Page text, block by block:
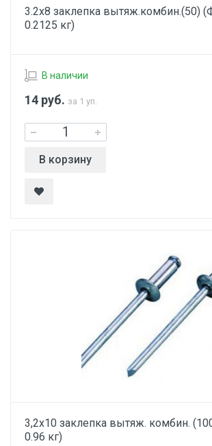
3.2х8 заклепка вытяж.комбин.(50)
0.2125 кг)
В наличии
14 руб. за 1 уп.
В корзину
3,2х10 заклепка вытяж. комбин.
0.96 кг)